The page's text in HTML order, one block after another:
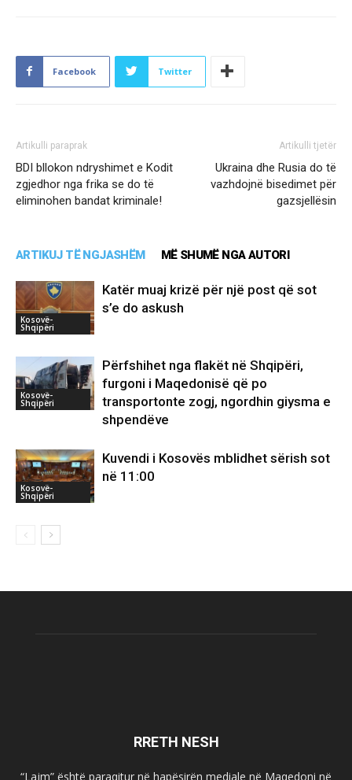
Facebook Twitter
Artikulli paraprak
BDI bllokon ndryshimet e Kodit
zgjedhor nga frika se do të
eliminohen bandat kriminale!
Artikulli tjetër
Ukraina dhe Rusia do të
vazhdojnë bisedimet për
gazsjellësin
ARTIKUJ TË NGJASHËM MË SHUMË NGA AUTORI
Kosovë-
Shqipëri
Katër muaj krizë për një post që sot
s’e do askush
Kosovë-
Shqipëri
Përfshihet nga flakët në Shqipëri,
furgoni i Maqedonisë që po
transportonte zogj, ngordhin giysma e
shpendëve
Kosovë-
Shqipëri
Kuvendi i Kosovës mblidhet sërish sot
në 11:00
RRETH NESH
“Lajm” është paraqitur në hapësirën mediale në Maqedoni në